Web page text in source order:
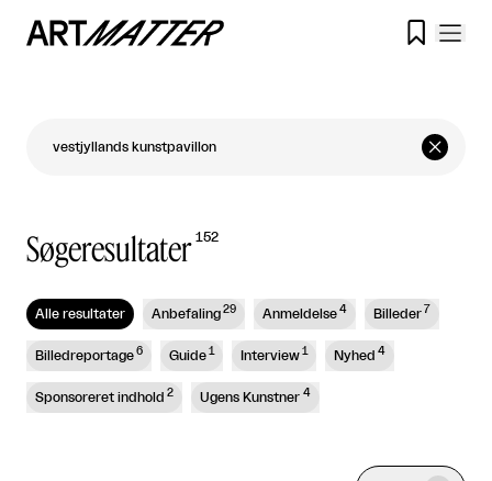


Søgeresultater 152
Alle resultater Anbefaling 29 Anmeldelse 4 Billeder 7
Billedreportage 6 Guide 1 Interview 1 Nyhed 4
Sponsoreret indhold 2 Ugens Kunstner 4